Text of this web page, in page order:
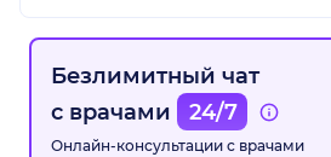
Безлимитный чат
с врачами
24/7
Онлайн-консультации с врачами